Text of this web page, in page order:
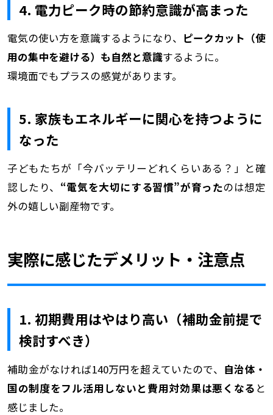
4. 電力ピーク時の節約意識が高まった
電気の使い方を意識するようになり、 ピークカット（使
用の集中を避ける）も自然と意識するように。
環境面でもプラスの感覚があります。
5. 家族もエネルギーに関心を持つように
なった
子どもたちが「今バッテリーどれくらいある？」と確
認したり、 “電気を大切にする習慣”が育ったのは想定
外の嬉しい副産物です。
実際に感じたデメリット・注意点
1. 初期費用はやはり高い（補助金前提で
検討すべき）
補助金がなければ140万円を超えていたので、 自治体・
国の制度をフル活用しないと費用対効果は悪くなる と
感じました。